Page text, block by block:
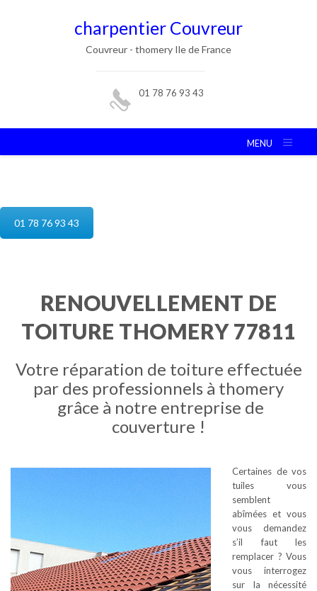
charpentier Couvreur
Couvreur - thomery Ile de France
01 78 76 93 43
MENU
01 78 76 93 43
RENOUVELLEMENT DE
TOITURE THOMERY 77811
Votre réparation de toiture effectuée
par des professionnels à thomery
grâce à notre entreprise de
couverture !
Certaines de vos
tuiles vous
semblent
abîmées et vous
vous demandez
s’il faut les
remplacer ? Vous
vous interrogez
sur la nécessité